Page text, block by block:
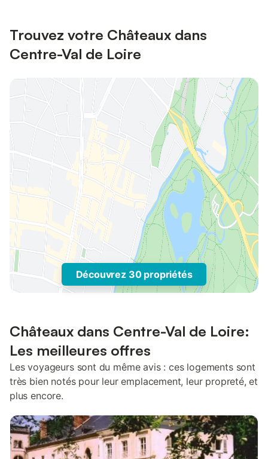
Trouvez votre Châteaux dans
Centre-Val de Loire
Découvrez 30 propriétés
Châteaux dans Centre-Val de Loire:
Les meilleures offres
Les voyageurs sont du même avis : ces logements sont
très bien notés pour leur emplacement, leur propreté, et
plus encore.